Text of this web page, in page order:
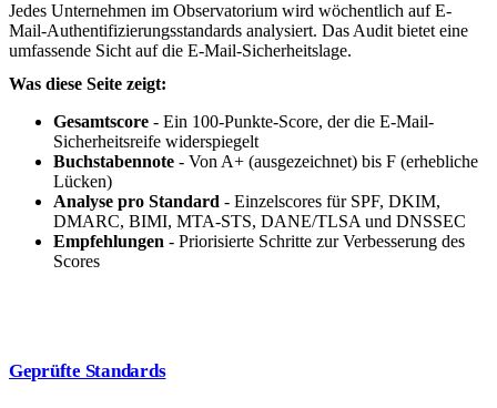
Jedes Unternehmen im Observatorium wird wöchentlich auf E-
Mail-Authentifizierungsstandards analysiert. Das Audit bietet eine
umfassende Sicht auf die E-Mail-Sicherheitslage.
Was diese Seite zeigt:
Gesamtscore - Ein 100-Punkte-Score, der die E-Mail-
Sicherheitsreife widerspiegelt
Buchstabennote - Von A+ (ausgezeichnet) bis F (erhebliche
Lücken)
Analyse pro Standard - Einzelscores für SPF, DKIM,
DMARC, BIMI, MTA-STS, DANE/TLSA und DNSSEC
Empfehlungen - Priorisierte Schritte zur Verbesserung des
Scores
Geprüfte Standards